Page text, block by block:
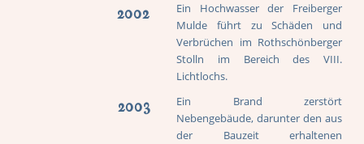
2002
Ein Hochwasser der Freiberger
Mulde führt zu Schäden und
Verbrüchen im Rothschönberger
Stolln im Bereich des VIII.
Lichtlochs.
2003
Ein Brand zerstört
Nebengebäude, darunter den aus
der Bauzeit erhaltenen